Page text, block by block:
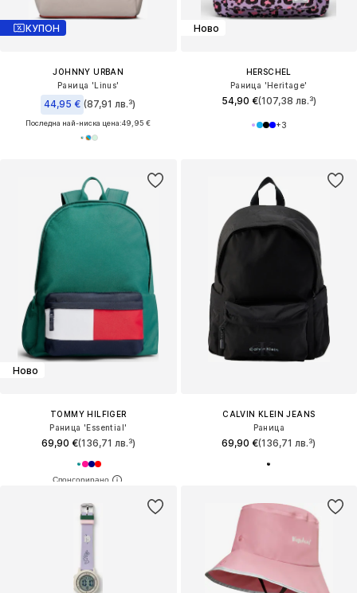
КУПОН
JOHNNY URBAN
Раница 'Linus'
44,95 € (87,91 лв.³)
Последна най-ниска цена:49,95 €
Ново
HERSCHEL
Раница 'Heritage'
54,90 €(107,38 лв.³)
+3
Ново
TOMMY HILFIGER
Раница 'Essential'
69,90 €(136,71 лв.³)
CALVIN KLEIN JEANS
Раница
69,90 €(136,71 лв.³)